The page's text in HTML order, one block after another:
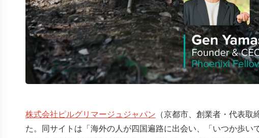
株式会社ピルグリマージュジャパン （京都市、創業者・代表取
た。同サイトは「海外の人が四国遍路に出会い、「いつか歩